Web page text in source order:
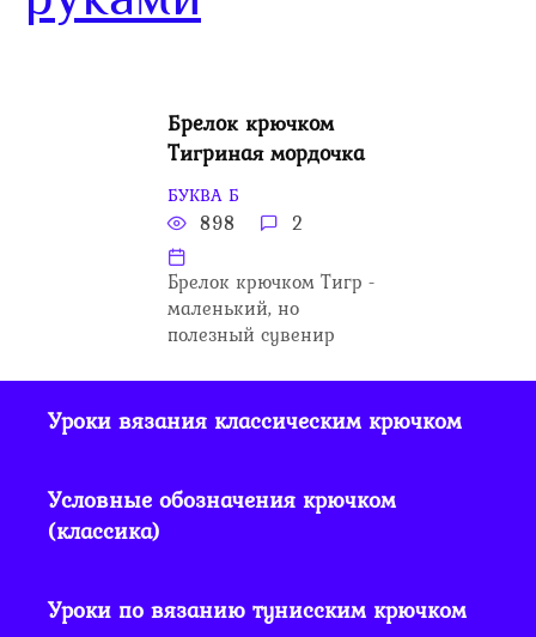
Брелок крючком
Тигриная мордочка
БУКВА Б
898 2
Брелок крючком Тигр -
маленький, но
полезный сувенир
Уроки вязания классическим крючком
Условные обозначения крючком
(классика)
Уроки по вязанию тунисским крючком